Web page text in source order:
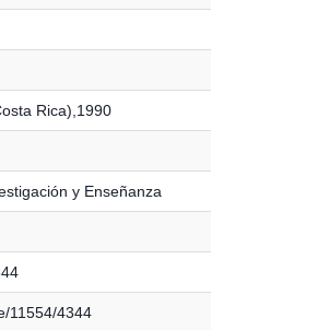
Rica),1990
y Enseñanza
11554/4344